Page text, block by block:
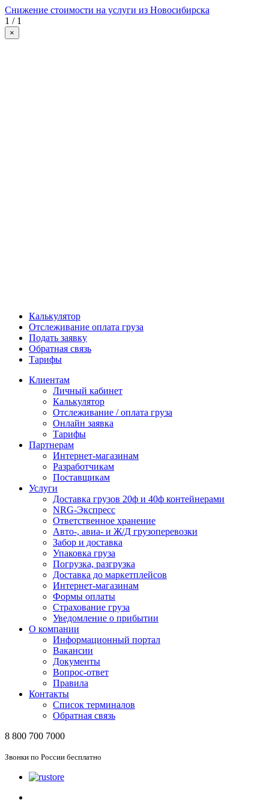
Снижение стоимости на услуги из Новосибирска
1 / 1
×
Калькулятор
Отслеживание оплата груза
Подать заявку
Обратная связь
Тарифы
Клиентам
Личный кабинет
Калькулятор
Отслеживание / оплата груза
Онлайн заявка
Тарифы
Партнерам
Интернет-магазинам
Разработчикам
Поставщикам
Услуги
Доставка грузов 20ф и 40ф контейнерами
NRG-Экспресс
Ответственное хранение
Авто-, авиа- и Ж/Д грузоперевозки
Забор и доставка
Упаковка груза
Погрузка, разгрузка
Доставка до маркетплейсов
Интернет-магазинам
Формы оплаты
Страхование груза
Уведомление о прибытии
О компании
Информационный портал
Вакансии
Документы
Вопрос-ответ
Правила
Контакты
Список терминалов
Обратная связь
8 800 700 7000
Звонки по России бесплатно